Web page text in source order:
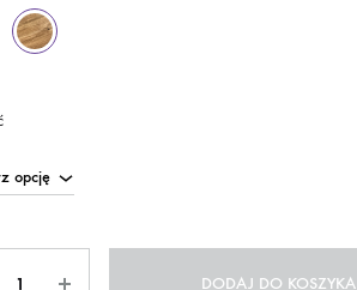
DODAJ DO KOSZYKA